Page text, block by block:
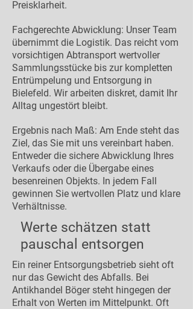
Preisklarheit.
Fachgerechte Abwicklung: Unser Team
übernimmt die Logistik. Das reicht vom
vorsichtigen Abtransport wertvoller
Sammlungsstücke bis zur kompletten
Entrümpelung und Entsorgung in
Bielefeld. Wir arbeiten diskret, damit Ihr
Alltag ungestört bleibt.
Ergebnis nach Maß: Am Ende steht das
Ziel, das Sie mit uns vereinbart haben.
Entweder die sichere Abwicklung Ihres
Verkaufs oder die Übergabe eines
besenreinen Objekts. In jedem Fall
gewinnen Sie wertvollen Platz und klare
Verhältnisse.
Werte schätzen statt
pauschal entsorgen
Ein reiner Entsorgungsbetrieb sieht oft
nur das Gewicht des Abfalls. Bei
Antikhandel Böger steht hingegen der
Erhalt von Werten im Mittelpunkt. Oft